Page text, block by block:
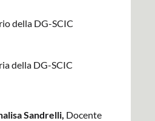
della DG-SCIC
della DG-SCIC
Sandrelli, Docente